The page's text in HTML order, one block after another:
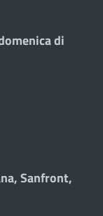
di
Sanfront,